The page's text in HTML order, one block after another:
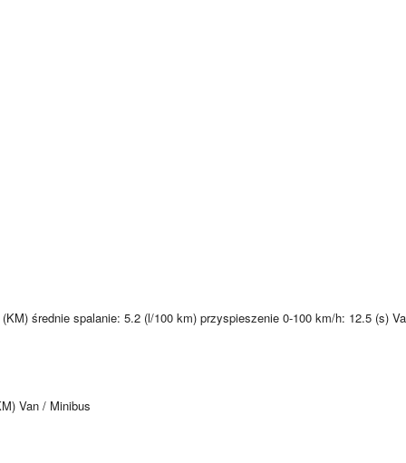
średnie spalanie: 5.2 (l/100 km) przyspieszenie 0-100 km/h: 12.5 (s)
Van / Minibus